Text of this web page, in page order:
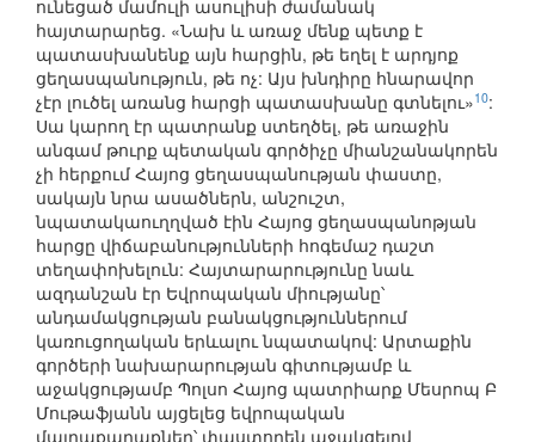
ունեցած մամուլի ասուլիսի ժամանակ
հայտարարեց. «Նախ և առաջ մենք պետք է
պատասխանենք այն հարցին, թե եղել է արդյոք
ցեղասպանություն, թե ոչ: Այս խնդիրը հնարավոր
չէր լուծել առանց հարցի պատասխանը գտնելու»10:
Սա կարող էր պատրանք ստեղծել, թե առաջին
անգամ թուրք պետական գործիչը միանշանակորեն
չի հերքում Հայոց ցեղասպանության փաստը,
սակայն նրա ասածներն, անշուշտ,
նպատակաուղղված էին Հայոց ցեղասպանոթյան
հարցը վիճաբանությունների հոգեմաշ դաշտ
տեղափոխելուն: Հայտարարությունը նաև
ազդանշան էր Եվրոպական միությանը՝
անդամակցության բանակցություններում
կառուցողական երևալու նպատակով: Արտաքին
գործերի նախարարության գիտությամբ և
աջակցությամբ Պոլսո Հայոց պատրիարք Մեսրոպ Բ
Մութաֆյանն այցելեց եվրոպական
մայրաքաղաքներ՝ փաստորեն աջակցելով